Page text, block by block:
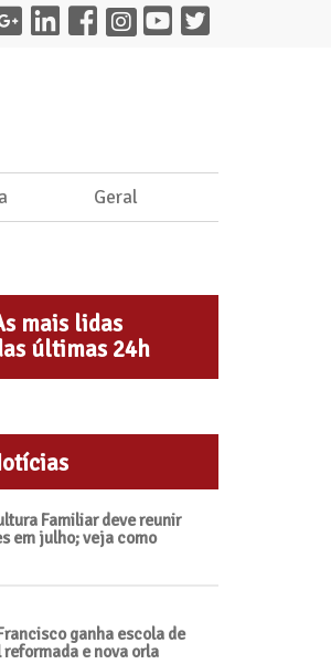
Geral
mais lidas
últimas 24h
Familiar deve reunir
em julho; veja como
ganha escola de
e nova orla